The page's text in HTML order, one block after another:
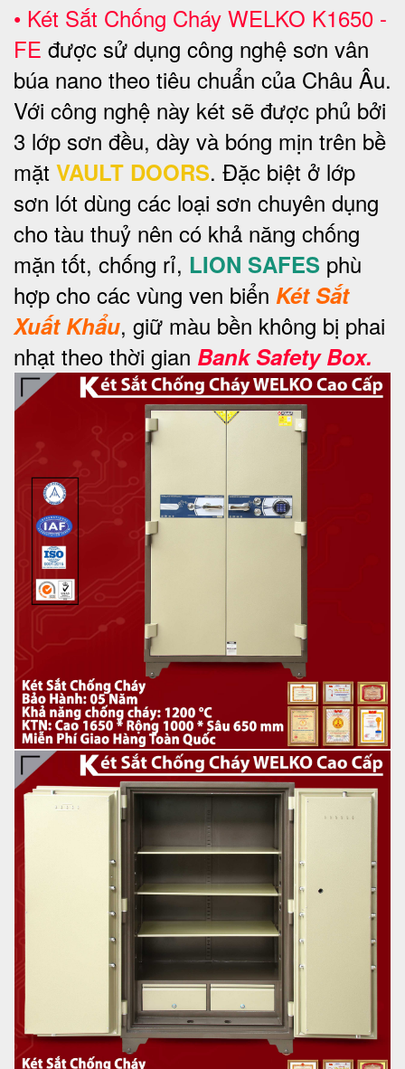
• Két Sắt Chống Cháy WELKO K1650 -
FE được sử dụng công nghệ sơn vân
búa nano theo tiêu chuẩn của Châu Âu.
Với công nghệ này két sẽ được phủ bởi
3 lớp sơn đều, dày và bóng mịn trên bề
mặt VAULT DOORS. Đặc biệt ở lớp
sơn lót dùng các loại sơn chuyên dụng
cho tàu thuỷ nên có khả năng chống
mặn tốt, chống rỉ, LION SAFES phù
hợp cho các vùng ven biển Két Sắt
Xuất Khẩu, giữ màu bền không bị phai
nhạt theo thời gian Bank Safety Box.